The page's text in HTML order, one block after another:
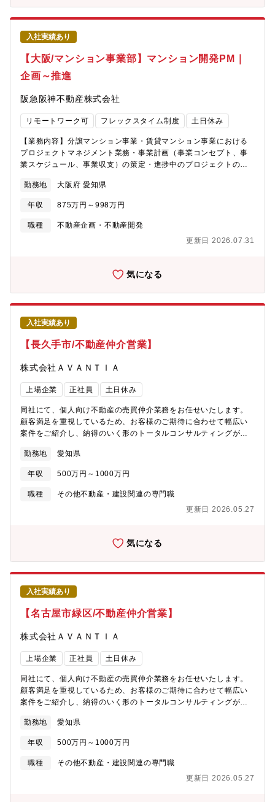
ような手法で更新するかを判断しながら設計を進めます。【施設
設計業務】浄水場、下水処理場、ポンプ場などの水インフラ施設
の土木構造物設計（構造計算、土木設計など）を担当します。施
設設計では、土木、機械、電気、建築の社内の各専門家が集ま
り、コミュニケーションを図りながらプロジェクトを進めていき
ます。
入社実績あり
【大阪/マンション事業部】マンション開発PM｜
企画～推進
阪急阪神不動産株式会社
リモートワーク可 フレックスタイム制度 土日休み
【業務内容】分譲マンション事業・賃貸マンション事業における
プロジェクトマネジメント業務・事業計画（事業コンセプト、事
業スケジュール、事業収支）の策定・進捗中のプロジェクトのス
事業パートナーの選定、業務管理・商品企画、プランニング、デ
ザイン、仕様の検討調整・官公署や近隣住民との協議、調整・販
売ツールの作成、販売戦略の管理【事業展望】近年、グループの
ノウハウと総合力を活かし、再開発・マンション建替え事業、オ
図っています。また、サステナブルな社会の実現に向けて、以下
に取り組んでいます１安全・安心の追究、２豊かなまちづくり、
３未来へつながる暮らしの提案、４一人一人の活躍、５環境保全
の推進、６ガバナンスの充実特に、供給する商品のZEH（ネッ
ト・ゼロ・エネルギー・ハウス）化や、木材利用の促進などに力
を入れています。【契約期間備考】入社6ヵ月～1年後の正社員登
用を前提とした雇用です。1年間の有期雇用契約を締結のうえ採用
となり、双方合意のもと正社員として雇用されます。社員登用時
には総合職として社員に登用されます。当初は、募集ポジション
にて専門性を深めていただきますが、ご本人の適性や意欲に合わ
せて、当社業務全般の幅広い分野に挑戦する機会があります。
【働き方】・年間休日124日※ライフワークバランスを保ちながら
就業することが可能です。同業他社と比較しても非常に高いレベ
ルの就業環境が整っており、実際に他社から入社をした社員も多
く在席します。・在宅勤務制度：有・フレックスタイム制：有(コ
アタイムなし) ※ご自身の裁量にて業務時間をコントロールでき
管理を徹底しています。・平均有給休暇取得日数：12.0日(全
の異動希望を記載することも可能です。【同社の戦略・ビジョ
ン】・阪急阪神ホールディングスグループは、100年以上の長きに
あふれる沿線づくり、まちづくりに貢献してきました。・同社が
く、まち全体の魅力を高める開発を強みとしています。・同社
は、「『安心・快適』、そして『夢・感動』をお届けすること
で、お客様の喜びを実現し、社会に貢献する」というグループ経
営理念のもと、関西で圧倒的No.１の沿線をつくること、首都圏・
海外での事業を拡大させ、総合不動産デベロッパーとして成長し
ていくことを目標としています。・服装も自由かつ、穏やかな社
風も魅力的な要素の一つです。
勤務地 大阪府 愛知県
年収 875万円～998万円
職種
不動産企画・不動産開発
更新日 2026.07.31
気になる
入社実績あり
【長久手市/不動産仲介営業】
株式会社ＡＶＡＮＴＩＡ
上場企業 正社員 土日休み
同社にて、個人向け不動産の売買仲介業務をお任せいたします。
顧客満足を重視しているため、お客様のご期待に合わせて幅広い
案件をご紹介し、納得のいく形のトータルコンサルティングが可
ご案内・資金計画のご相談・各種書類作成 ■条件を踏まえた契約
～引き渡し■顧客へのアフターフォロー 【強み】事業領域拡大の
施策として2024年4月からの製販分離により、(株)アバンティア不
動産が不動産仲介事業を中部地区にて開始し、他社物件の取り扱
ムワークの良さが強みとなっております。今日の好業績、高成長
で、厳しさを共に乗り越えている「仲間」という意識が強いのが
特徴となっております。ワンチームでお互い助け合いながら業務
を遂行しています。
勤務地 愛知県
年収 500万円～1000万円
職種
その他不動産・建設関連の専門職
更新日 2026.05.27
気になる
入社実績あり
【名古屋市緑区/不動産仲介営業】
株式会社ＡＶＡＮＴＩＡ
上場企業 正社員 土日休み
同社にて、個人向け不動産の売買仲介業務をお任せいたします。
顧客満足を重視しているため、お客様のご期待に合わせて幅広い
案件をご紹介し、納得のいく形のトータルコンサルティングが可
ご案内・資金計画のご相談・各種書類作成 ■条件を踏まえた契約
～引き渡し■顧客へのアフターフォロー 【強み】事業領域拡大の
施策として2024年4月からの製販分離により、(株)アバンティア不
動産が不動産仲介事業を中部地区にて開始し、他社物件の取り扱
ムワークの良さが強みとなっております。今日の好業績、高成長
勤務地 愛知県
年収 500万円～1000万円
職種
その他不動産・建設関連の専門職
更新日 2026.05.27